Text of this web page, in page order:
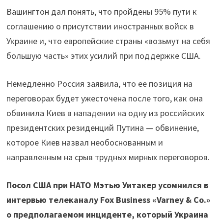
Вашингтон дал понять, что пройдены 95% пути к
соглашению о присутствии иностранных войск в
Украине и, что европейские страны «возьмут на себя
большую часть» этих усилий при поддержке США.
Немедленно Россия заявила, что ее позиция на
переговорах будет ужесточена после того, как она
обвинила Киев в нападении на одну из российских
президентских резиденций Путина — обвинение,
которое Киев назвал необоснованным и
направленным на срыв трудных мирных переговоров.
Посол США при НАТО Мэтью Уитакер усомнился в
интервью телеканалу Fox Business «Varney & Co.»
о предполагаемом инциденте, который Украина